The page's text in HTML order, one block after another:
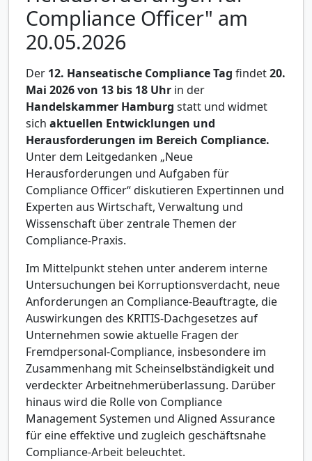
Compliance Officer" am
20.05.2026
Der 12. Hanseatische Compliance Tag findet20.
Mai 2026 von 13 bis 18 Uhr in der
Handelskammer Hamburg statt und widmet
sich aktuellen Entwicklungen und
Herausforderungen im Bereich Compliance.
Unter dem Leitgedanken „Neue
Herausforderungen und Aufgaben für
Compliance Officer“ diskutieren Expertinnen und
Experten aus Wirtschaft, Verwaltung und
Wissenschaft über zentrale Themen der
Compliance-Praxis.
Im Mittelpunkt stehen unter anderem interne
Untersuchungen bei Korruptionsverdacht, neue
Anforderungen an Compliance-Beauftragte, die
Auswirkungen des KRITIS-Dachgesetzes auf
Unternehmen sowie aktuelle Fragen der
Fremdpersonal-Compliance, insbesondere im
Zusammenhang mit Scheinselbständigkeit und
verdeckter Arbeitnehmerüberlassung. Darüber
hinaus wird die Rolle von Compliance
Management Systemen und Aligned Assurance
für eine effektive und zugleich geschäftsnahe
Compliance-Arbeit beleuchtet.